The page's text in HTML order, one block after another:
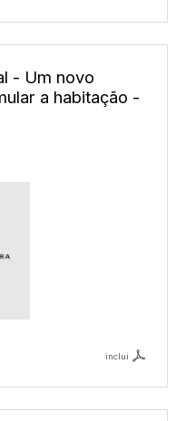
- Um novo
a habitação -
inclui